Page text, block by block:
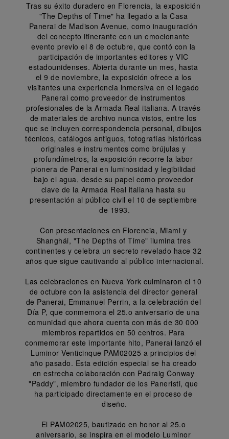
Tras su éxito duradero en Florencia, la exposición
"The Depths of Time" ha llegado a la Casa
Panerai de Madison Avenue, como inauguración
del concepto itinerante con un emocionante
evento previo el 8 de octubre, que contó con la
participación de importantes editores y VIC
estadounidenses. Abierta durante un mes, hasta
el 9 de noviembre, la exposición ofrece a los
visitantes una experiencia inmersiva en el legado
Panerai como proveedor de instrumentos
profesionales de la Armada Real italiana. A través
de materiales de archivo nunca vistos, entre los
que se incluyen correspondencia personal, dibujos
técnicos, catálogos antiguos, fotografías históricas
originales e instrumentos como brújulas y
profundímetros, la exposición recorre la labor
pionera de Panerai en luminosidad y legibilidad
bajo el agua, desde su papel como proveedor
clave de la Armada Real italiana hasta su
presentación al público civil el 10 de septiembre
de 1993.
Con presentaciones en Florencia, Miami y
Shanghái, "The Depths of Time" ilumina tres
continentes y celebra un secreto revelado hace 32
años que sigue cautivando al público internacional.
Las celebraciones en Nueva York culminaron el 10
de octubre con la asistencia del director general
de Panerai, Emmanuel Perrin, a la celebración del
Día P, que conmemora el 25.o aniversario de una
comunidad que ahora cuenta con más de 30 000
miembros repartidos en 50 centros. Para
conmemorar este importante hito, Panerai lanzó el
Luminor Venticinque PAM02025 a principios del
año pasado. Esta edición especial se ha creado
en estrecha colaboración con Padraig Conway
"Paddy", miembro fundador de los Paneristi, que
ha participado directamente en el proceso de
diseño.
El PAM02025, bautizado en honor al 25.o
aniversario, se inspira en el modelo Luminor